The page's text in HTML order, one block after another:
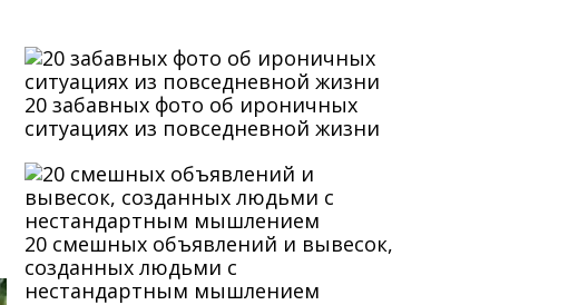
20 забавных фото об ироничных
ситуациях из повседневной жизни
20 смешных объявлений и вывесок,
созданных людьми с
нестандартным мышлением